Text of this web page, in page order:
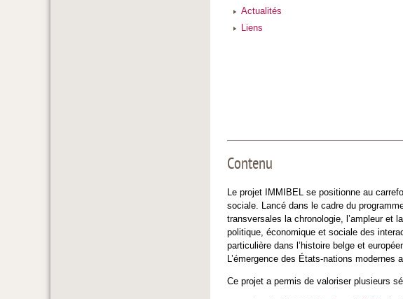
Actualités
Liens
Contenu
Le projet IMMIBEL se positionne au
sociale. Lancé dans le cadre du
transversales la chronologie, l’ampleur et
politique, économique et sociale des
particulière dans l’histoire belge et
L’émergence des États-nations modernes
Ce projet a permis de valoriser plusieurs